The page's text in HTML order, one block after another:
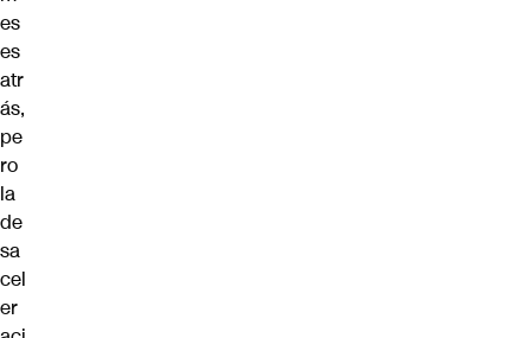
es
es
atr
ás,
pe
ro
la
de
sa
cel
er